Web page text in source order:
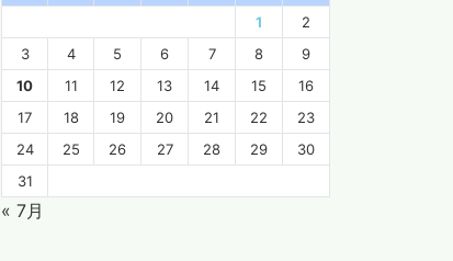
1
2
3
4 5 6 7 8
9
10
11 12 13 14 15
16
17
18 19 20 21 22
23
24
25 26 27 28 29
30
31
« 7月